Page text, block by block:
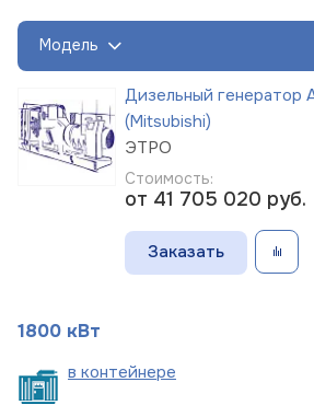
Модель
Дизельный
(Mitsubishi)
ЭТРО
Стоимость:
от 41 705 020 руб.
Заказать
1800 кВт
в контейнере